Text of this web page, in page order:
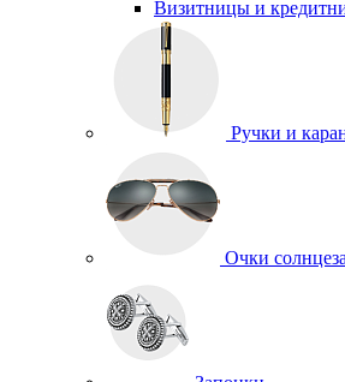
Визитницы и
Ручки и
Очки